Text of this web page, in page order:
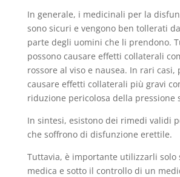
In generale, i medicinali per la
sono sicuri e vengono ben tollerati
parte degli uomini che li prendono.
possono causare effetti collaterali
rossore al viso e nausea. In rari casi,
causare effetti collaterali più gravi
riduzione pericolosa della pressione
In sintesi, esistono dei rimedi validi
che soffrono di disfunzione erettile.
Tuttavia, è importante utilizzarli solo
medica e sotto il controllo di un